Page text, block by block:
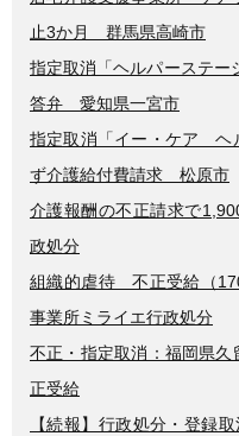
止3か月 群馬県高崎市
指定取消「ヘルパーステー
答弁 愛知県一宮市
指定取消「イー・ケア ヘ
ず介護給付費請求 松原市
介護報酬の不正請求で
政処分
組織的虐待 不正受給（
事業所ミライエ行政処分
不正・指定取消：福岡県
正受給
【続報】行政処分・登録